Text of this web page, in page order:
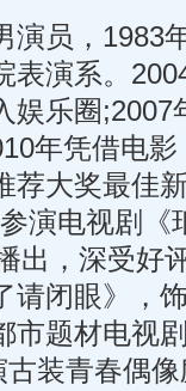
员，1983
表演系。
娱乐圈;2007
年凭借电
荐大奖最佳
演电视剧《
出，深受好
请闭眼》，
市题材电视
装青春偶